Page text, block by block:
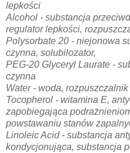
lepkości
Alcohol - substancja
regulator lepkości,
Polysorbate 20 - niejonowa
czynna, solubilozator,
PEG-20 Glyceryl Laurate -
czynna
Water - woda, rozpuszczalnik
Tocopherol - witamina E,
zapobiegająca
powstawaniu stanów
Linoleic Acid - substancja
kondycjonująca, substancja